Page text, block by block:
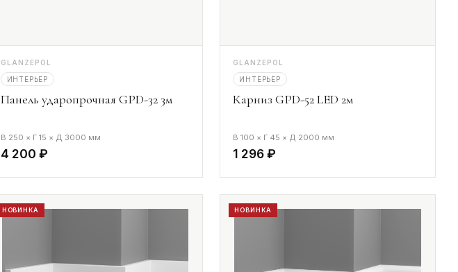
GLANZEPOL
ИНТЕРЬЕР
Панель ударопрочная GPD-32 3м
В 250 × Г 15 × Д 3000 мм
4 200 ₽
GLANZEPOL
ИНТЕРЬЕР
Карниз GPD-52 LED 2м
В 100 × Г 45 × Д 2000 мм
1 296 ₽
НОВИНКА НОВИНКА